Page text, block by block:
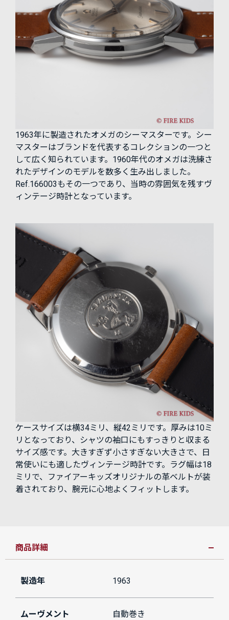
1963年に製造されたオメガのシーマスターです。シー
マスターはブランドを代表するコレクションの一つと
して広く知られています。1960年代のオメガは洗練さ
れたデザインのモデルを数多く生み出しました。
Ref.166003もその一つであり、当時の雰囲気を残すヴ
ィンテージ時計となっています。
ケースサイズは横34ミリ、縦42ミリです。厚みは10ミ
リとなっており、シャツの袖口にもすっきりと収まる
サイズ感です。大きすぎず小さすぎない大きさで、日
常使いにも適したヴィンテージ時計です。ラグ幅は18
ミリで、ファイアーキッズオリジナルの革ベルトが装
着されており、腕元に心地よくフィットします。
商品詳細
製造年 1963
ムーヴメント 自動巻き